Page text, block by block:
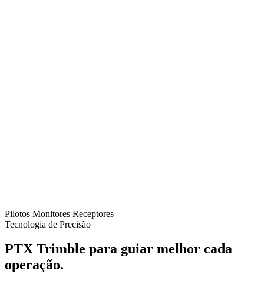
Pilotos Monitores Receptores
Tecnologia de Precisão
PTX Trimble para guiar melhor cada
operação.